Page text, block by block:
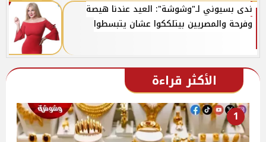
ندى بسيوني لـ"وشوشة": العيد عندنا هيصة
وفرحة والمصريين بيتلككوا عشان يتبسطوا
الأكثر قراءة
1